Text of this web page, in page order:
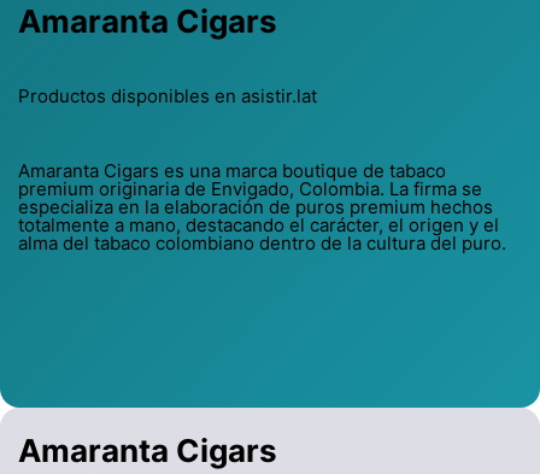
Amaranta Cigars
Amaranta Cigars
Productos disponibles en asistir.lat
Amaranta Cigars es una marca boutique de tabaco
premium originaria de Envigado, Colombia. La firma se
especializa en la elaboración de puros premium hechos
totalmente a mano, destacando el carácter, el origen y el
alma del tabaco colombiano dentro de la cultura del puro.